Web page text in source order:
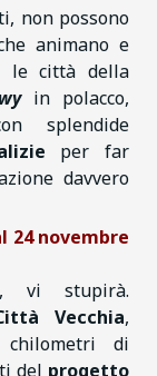
non possono
animano e
le città della
in polacco,
splendide
per far
davvero
24 novembre
, vi stupirà.
Vecchia,
di
del progetto